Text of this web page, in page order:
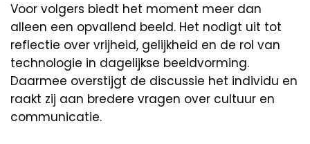
Voor volgers biedt het moment meer dan
alleen een opvallend beeld. Het nodigt uit tot
reflectie over vrijheid, gelijkheid en de rol van
technologie in dagelijkse beeldvorming.
Daarmee overstijgt de discussie het individu en
raakt zij aan bredere vragen over cultuur en
communicatie.